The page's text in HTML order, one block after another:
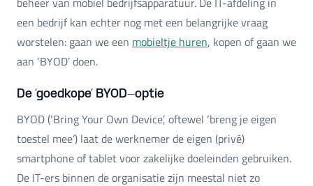
een bedrijf kan echter nog met een belangrijke vraag
worstelen: gaan we een mobieltje huren, kopen of gaan we
aan ‘BYOD’ doen.
De ‘goedkope’ BYOD-optie
BYOD (‘Bring Your Own Device’, oftewel ‘breng je eigen
toestel mee’) laat de werknemer de eigen (privé)
smartphone of tablet voor zakelijke doeleinden gebruiken.
De IT-ers binnen de organisatie zijn meestal niet zo